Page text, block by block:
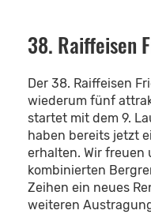
38. Raiffeisen
Der 38. Raiffeisen
wiederum fünf
startet mit dem 9.
haben bereits jetzt
erhalten. Wir freuen
kombinierten
Zeihen ein neues
weiteren